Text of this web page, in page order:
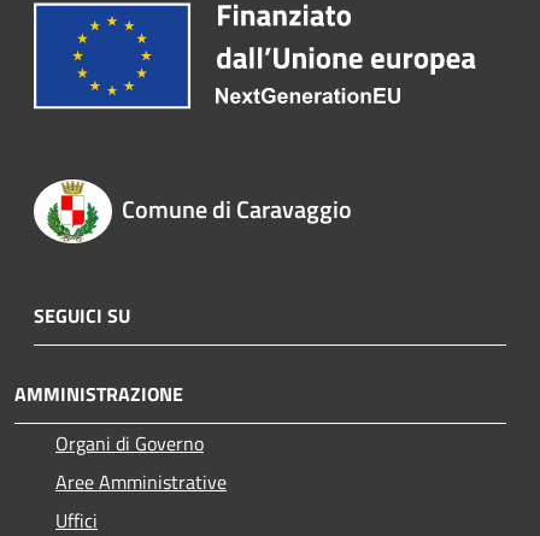
Comune di Caravaggio
SEGUICI SU
AMMINISTRAZIONE
Organi di Governo
Aree Amministrative
Uffici